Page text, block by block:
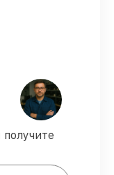
с опытом и
– починка с